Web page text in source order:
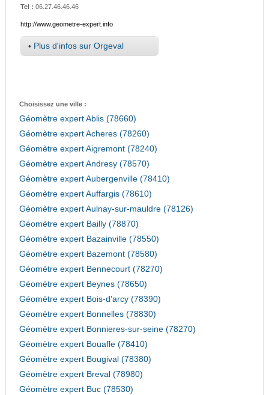
Tel : 06.27.46.46.46
http://www.geometre-expert.info
• Plus d'infos sur Orgeval
Choisissez une ville :
Géomètre expert Ablis (78660)
Géomètre expert Acheres (78260)
Géomètre expert Aigremont (78240)
Géomètre expert Andresy (78570)
Géomètre expert Aubergenville (78410)
Géomètre expert Auffargis (78610)
Géomètre expert Aulnay-sur-mauldre (78126)
Géomètre expert Bailly (78870)
Géomètre expert Bazainville (78550)
Géomètre expert Bazemont (78580)
Géomètre expert Bennecourt (78270)
Géomètre expert Beynes (78650)
Géomètre expert Bois-d'arcy (78390)
Géomètre expert Bonnelles (78830)
Géomètre expert Bonnieres-sur-seine (78270)
Géomètre expert Bouafle (78410)
Géomètre expert Bougival (78380)
Géomètre expert Breval (78980)
Géomètre expert Buc (78530)